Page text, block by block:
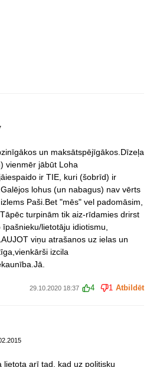
un maksātspējīgākos.Dīzeļa
vienmēr jābūt Loha
ir TIE, kuri (šobrīd) ir
lohus (un nabagus) nav vērts
Paši.Bet "mēs" vel padomāsim,
turpinām tik aiz-rīdamies drirst
lietotāju idiotismu,
viņu atrašanos uz ielas un
izcila
29.10.2020 18:37 4 1 Atbildēt
lietota arī tad, kad uz politisku